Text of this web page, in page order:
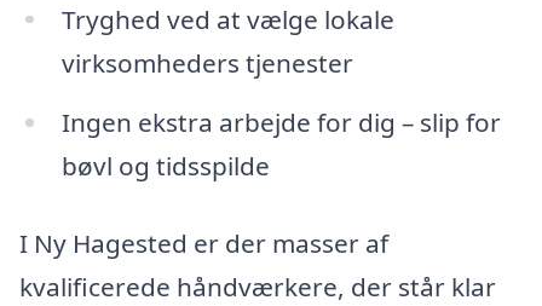
Tryghed ved at vælge lokale
virksomheders tjenester
Ingen ekstra arbejde for dig – slip for
bøvl og tidsspilde
I Ny Hagested er der masser af
kvalificerede håndværkere, der står klar